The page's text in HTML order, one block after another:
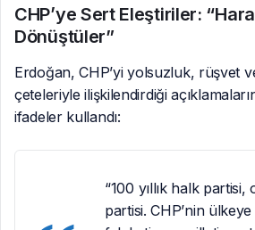
CHP’ye Sert Eleştiriler:
Dönüştüler”
Erdoğan, CHP’yi yolsuzluk, rüşvet
çeteleriyle ilişkilendirdiği
ifadeler kullandı:
“100 yıllık halk
partisi. CHP’nin ülkeye